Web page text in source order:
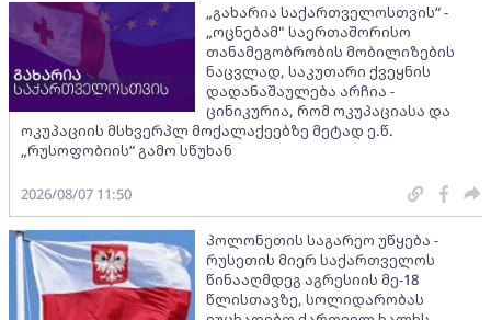
„გახარია საქართველოსთვის“ -
„ოცნებამ" საერთაშორისო
თანამეგობრობის მობილიზების
ნაცვლად, საკუთარი ქვეყნის
დადანაშაულება არჩია -
ცინიკურია, რომ ოკუპაციასა და
ოკუპაციის მსხვერპლ მოქალაქეებზე მეტად ე.წ.
„რუსოფობიის“ გამო სწუხან
2026/08/07 11:50
პოლონეთის საგარეო უწყება -
რუსეთის მიერ საქართველოს
წინააღმდეგ აგრესიის მე-18
წლისთავზე, სოლიდარობას